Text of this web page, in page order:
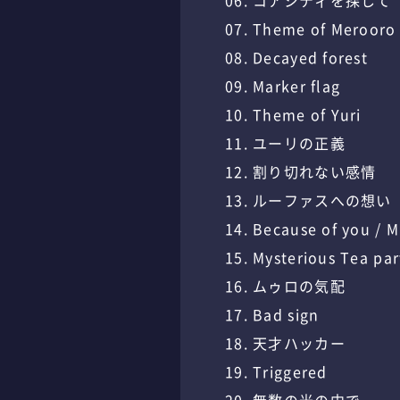
07. Theme of Merooro
08. Decayed forest
09. Marker flag
10. Theme of Yuri
11. ユーリの正義
12. 割り切れない感情
13. ルーファスへの想い
14. Because of you /
15. Mysterious Tea
16. ムゥロの気配
17. Bad sign
18. 天才ハッカー
19. Triggered